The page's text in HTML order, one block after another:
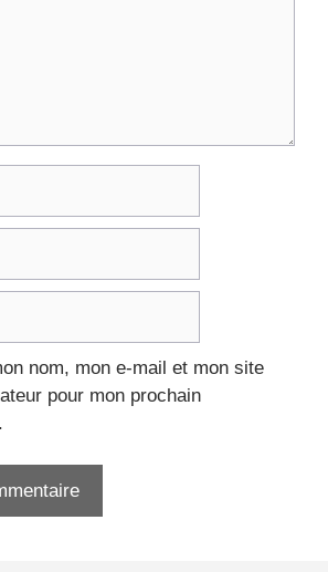
nom, mon e-mail et mon site
pour mon prochain